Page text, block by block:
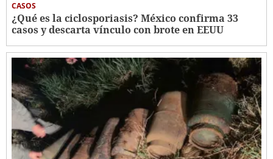
CASOS
¿Qué es la ciclosporiasis? México confirma 33
casos y descarta vínculo con brote en EEUU